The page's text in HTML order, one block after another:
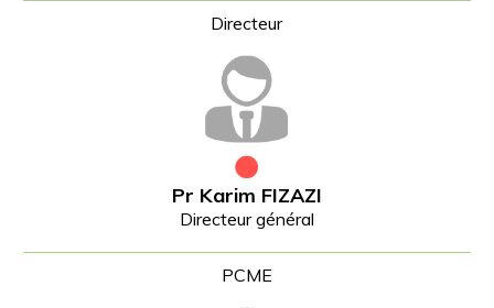
Pr Karim FIZAZI
Directeur général